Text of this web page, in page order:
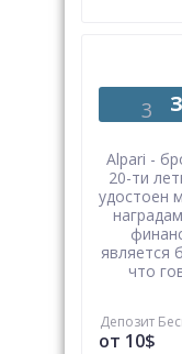
Alpari -
20-ти
удостоен
является
что
Депозит
от 10$